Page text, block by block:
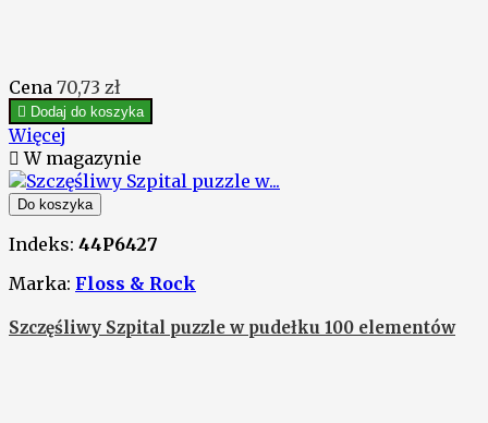
Cena 70,73 zł
 Dodaj do koszyka
Więcej
 W magazynie
Do koszyka
Indeks: 44P6427
Marka: Floss & Rock
Szczęśliwy Szpital puzzle w pudełku 100 elementów